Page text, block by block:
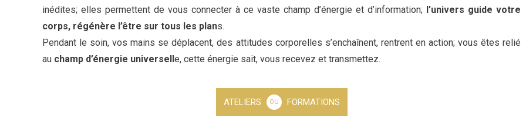
inédites; elles permettent de vous connecter à ce vaste champ d’énergie et d’information; l’univers guide votre
corps, régénère l’être sur tous les plans.
Pendant le soin, vos mains se déplacent, des attitudes corporelles s’enchaînent, rentrent en action; vous êtes relié
au champ d’énergie universell e, cette énergie sait, vous recevez et transmettez.
ATELIERS OU FORMATIONS